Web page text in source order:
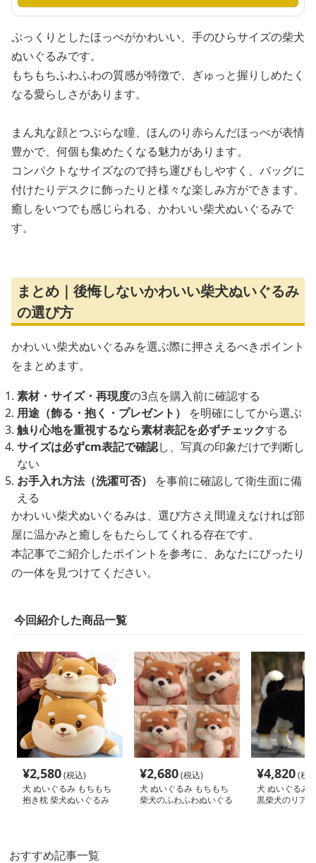
ぷっくりとしたほっぺがかわいい、手のひらサイズの柴犬
ぬいぐるみです。
もちもちふわふわの質感が特徴で、ぎゅっと握りしめたく
なる愛らしさがあります。
まん丸な顔とつぶらな瞳、ほんのり赤らんだほっぺが表情
豊かで、何個も集めたくなる魅力があります。
コンパクトなサイズなので持ち運びもしやすく、バッグに
付けたりデスクに飾ったりと様々な楽しみ方ができます。
癒しをいつでも感じられる、かわいい柴犬ぬいぐるみで
す。
まとめ｜後悔しないかわいい柴犬ぬいぐるみ
の選び方
かわいい柴犬ぬいぐるみを選ぶ際に押さえるべきポイント
をまとめます。
素材・サイズ・再現度の3点を購入前に確認する
用途（飾る・抱く・プレゼント）
を明確にしてから選ぶ
触り心地を重視するなら素材表記を必ずチェックする
サイズは必ずcm表記で確認し、写真の印象だけで判断し
ない
お手入れ方法（洗濯可否）
を事前に確認して衛生面に備
える
かわいい柴犬ぬいぐるみは、選び方さえ間違えなければ部
屋に温かみと癒しをもたらしてくれる存在です。
本記事でご紹介したポイントを参考に、あなたにぴったり
の一体を見つけてください。
今回紹介した商品一覧
¥2,580(税込)
犬 ぬいぐるみ もちもち
抱き枕 柴犬ぬいぐるみ
¥2,680(税込)
犬 ぬいぐるみ もちもち
柴犬のふわふわぬいぐる
¥4,820(税
犬 ぬいぐるみ
黒柴犬のリア
おすすめ記事一覧